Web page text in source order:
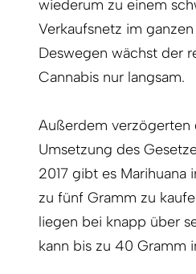
wiederum zu einem
Verkaufsnetz im
Deswegen wächst der
Cannabis nur langsam.
Außerdem verzögerten
Umsetzung des
2017 gibt es Marihuana
zu fünf Gramm zu
liegen bei knapp über
kann bis zu 40 Gramm